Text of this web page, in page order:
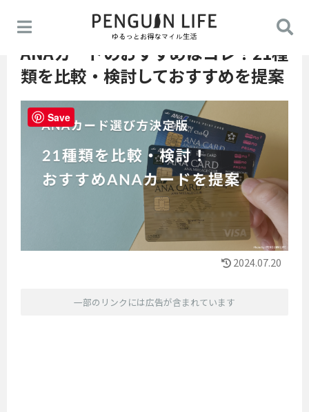
ANAカードのおすすめはコレ！21種
類を比較・検討しておすすめを提案
2024.07.20
一部のリンクには広告が含まれています
Save